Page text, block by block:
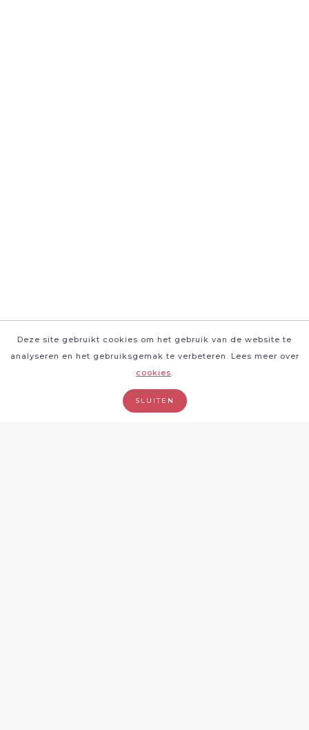
Deze site gebruikt cookies om het gebruik van de website te
analyseren en het gebruiksgemak te verbeteren. Lees meer over
cookies.
SLUITEN